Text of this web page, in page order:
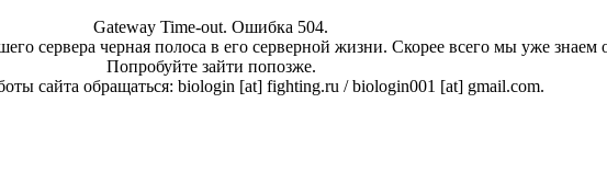
Gateway Time-out. Ошибка 504.
сервера черная полоса в его серверной жизни. Скорее всего мы уже знаем
Попробуйте зайти попозже.
сайта обращаться: biologin [at] fighting.ru / biologin001 [at] gmail.com.